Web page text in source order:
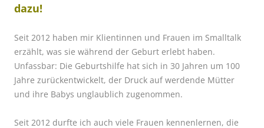
dazu!
Seit 2012 haben mir Klientinnen und Frauen im Smalltalk
erzählt, was sie während der Geburt erlebt haben.
Unfassbar: Die Geburtshilfe hat sich in 30 Jahren um 100
Jahre zurückentwickelt, der Druck auf werdende Mütter
und ihre Babys unglaublich zugenommen.
Seit 2012 durfte ich auch viele Frauen kennenlernen, die